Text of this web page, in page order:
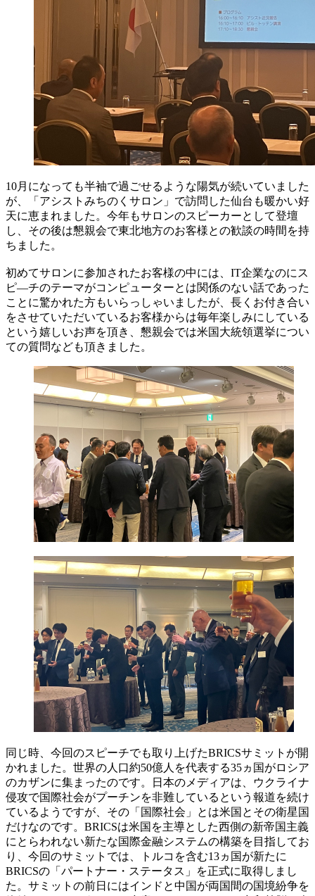
10月になっても半袖で過ごせるような陽気が続いていました
が、「アシストみちのくサロン」で訪問した仙台も暖かい好
天に恵まれました。今年もサロンのスピーカーとして登壇
し、その後は懇親会で東北地方のお客様との歓談の時間を持
ちました。
初めてサロンに参加されたお客様の中には、IT企業なのにス
ピ―チのテーマがコンピューターとは関係のない話であった
ことに驚かれた方もいらっしゃいましたが、長くお付き合い
をさせていただいているお客様からは毎年楽しみにしている
という嬉しいお声を頂き、懇親会では米国大統領選挙につい
ての質問なども頂きました。
同じ時、今回のスピーチでも取り上げたBRICSサミットが開
かれました。世界の人口約50億人を代表する35ヵ国がロシア
のカザンに集まったのです。日本のメディアは、ウクライナ
侵攻で国際社会がプーチンを非難しているという報道を続け
ているようですが、その「国際社会」とは米国とその衛星国
だけなのです。BRICSは米国を主導とした西側の新帝国主義
にとらわれない新たな国際金融システムの構築を目指してお
り、今回のサミットでは、トルコを含む13ヵ国が新たに
BRICSの「パートナー・ステータス」を正式に取得しまし
た。サミットの前日にはインドと中国が両国間の国境紛争を